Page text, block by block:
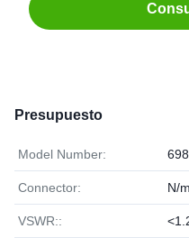
Presupuesto
Model Number:
Connector: N/
VSWR::